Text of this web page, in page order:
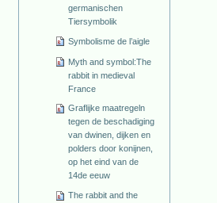
germanischen
Tiersymbolik
Symbolisme de l’aigle
Myth and symbol:The
rabbit in medieval
France
Graflijke maatregeln
tegen de beschadiging
van dwinen, dijken en
polders door konijnen,
op het eind van de
14de eeuw
The rabbit and the